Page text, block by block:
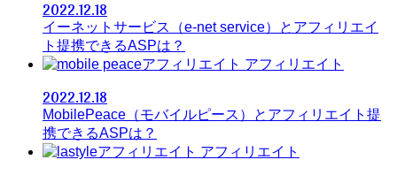
2022.12.18
イーネットサービス（e-net service）とアフィリエイ
ト提携できるASPは？
アフィリエイト
2022.12.18
MobilePeace（モバイルピース）とアフィリエイト提
携できるASPは？
アフィリエイト